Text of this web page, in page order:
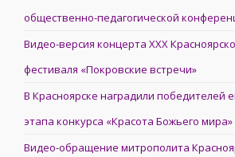
общественно-педагогической
Видео-версия концерта XXX
фестиваля «Покровские встречи»
В Красноярске наградили победителей
этапа конкурса «Красота Божьего мира»
Видео-обращение митрополита